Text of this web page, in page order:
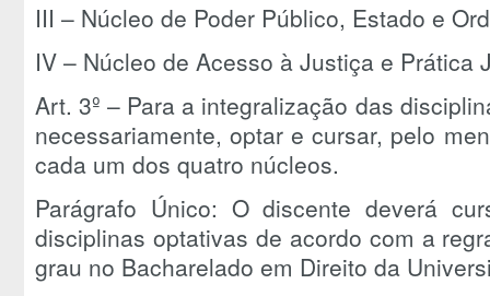
III – Núcleo de Poder Público, Estado e
IV – Núcleo de Acesso à Justiça e Prática
Art. 3º – Para a integralização das
necessariamente, optar e cursar, pelo
cada um dos quatro núcleos.
Parágrafo Único: O discente deverá
disciplinas optativas de acordo com a
grau no Bacharelado em Direito da